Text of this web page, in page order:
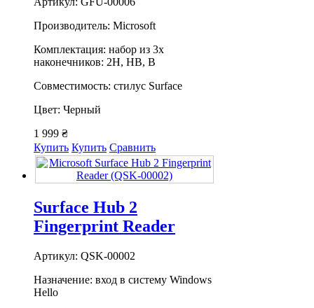
Производитель: Microsoft
Комплектация: набор из 3х
наконечников: 2Н, НВ, В
Совместимость: стилус Surface
Цвет: Черный
1 999 ₴
Купить Купить Сравнить
Surface Hub 2
Fingerprint Reader
Артикул: QSK-00002
Назначение: вход в систему Windows
Hello